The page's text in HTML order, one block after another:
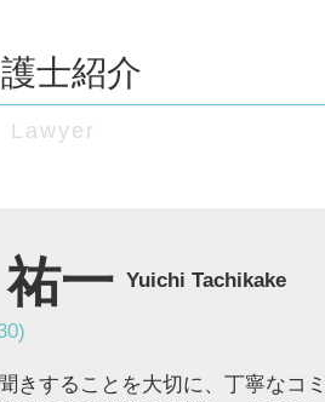
効
し押さえ
続き
は
士紹介
一 Yuichi Tachikake
きすることを大切に、丁寧なコ